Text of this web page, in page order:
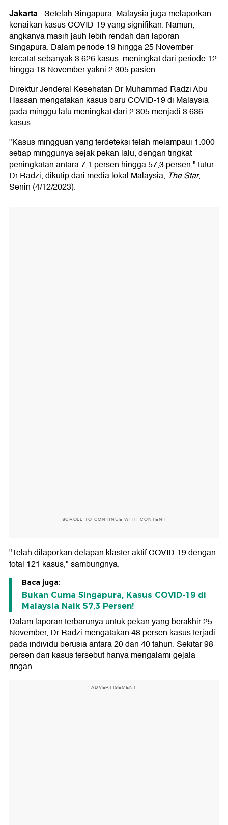
Jakarta-Setelah Singapura, Malaysia juga melaporkan
kenaikan kasus COVID-19 yang signifikan. Namun,
angkanya masih jauh lebih rendah dari laporan
Singapura. Dalam periode 19 hingga 25 November
tercatat sebanyak 3.626 kasus, meningkat dari periode 12
hingga 18 November yakni 2.305 pasien.
Direktur Jenderal Kesehatan Dr Muhammad Radzi Abu
Hassan mengatakan kasus baru COVID-19 di Malaysia
pada minggu lalu meningkat dari 2.305 menjadi 3.636
kasus.
"Kasus mingguan yang terdeteksi telah melampaui 1.000
setiap minggunya sejak pekan lalu, dengan tingkat
peningkatan antara 7,1 persen hingga 57,3 persen," tutur
Dr Radzi, dikutip dari media lokal Malaysia, The Star,
Senin (4/12/2023).
SCROLL TO CONTINUE WITH CONTENT
"Telah dilaporkan delapan klaster aktif COVID-19 dengan
total 121 kasus," sambungnya.
Baca juga:
Bukan Cuma Singapura, Kasus COVID-19 di
Malaysia Naik 57,3 Persen!
Dalam laporan terbarunya untuk pekan yang berakhir 25
November, Dr Radzi mengatakan 48 persen kasus terjadi
pada individu berusia antara 20 dan 40 tahun. Sekitar 98
persen dari kasus tersebut hanya mengalami gejala
ringan.
ADVERTISEMENT